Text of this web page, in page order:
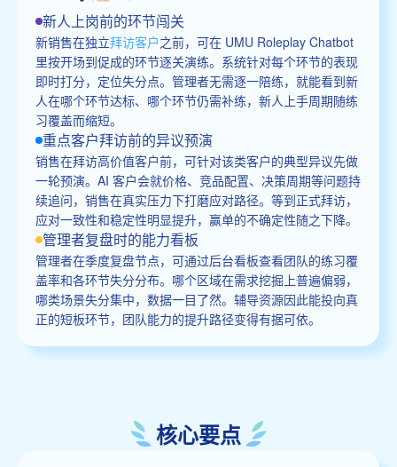
新人上岗前的环节闯关
新销售在独立拜访客户之前，可在 UMU Roleplay Chatbot
里按开场到促成的环节逐关演练。系统针对每个环节的表现
即时打分，定位失分点。管理者无需逐一陪练，就能看到新
人在哪个环节达标、哪个环节仍需补练，新人上手周期随练
习覆盖而缩短。
重点客户拜访前的异议预演
销售在拜访高价值客户前，可针对该类客户的典型异议先做
一轮预演。AI 客户会就价格、竞品配置、决策周期等问题持
续追问，销售在真实压力下打磨应对路径。等到正式拜访，
应对一致性和稳定性明显提升，赢单的不确定性随之下降。
管理者复盘时的能力看板
管理者在季度复盘节点，可通过后台看板查看团队的练习覆
盖率和各环节失分分布。哪个区域在需求挖掘上普遍偏弱，
哪类场景失分集中，数据一目了然。辅导资源因此能投向真
正的短板环节，团队能力的提升路径变得有据可依。
核心要点